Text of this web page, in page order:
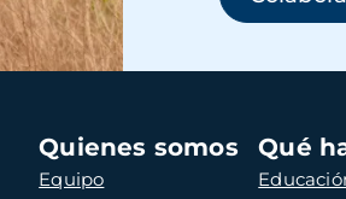
Navegación
principal
Quienes somos
Equipo
Qué